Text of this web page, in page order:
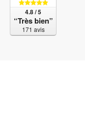
4.8 / 5
“Très bien”
171 avis